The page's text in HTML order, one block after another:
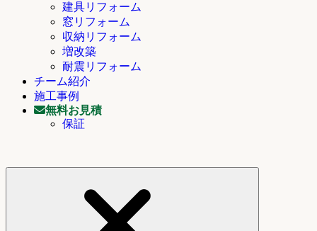
建具リフォーム
窓リフォーム
収納リフォーム
増改築
耐震リフォーム
チーム紹介
施工事例
無料お見積
保証